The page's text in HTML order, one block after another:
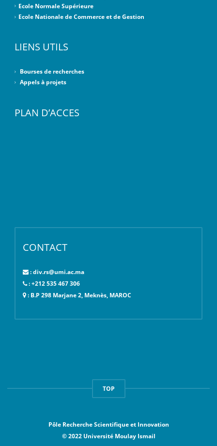
Ecole Normale Supérieure
Ecole Nationale de Commerce et de Gestion
LIENS UTILS
Bourses de recherches
Appels à projets
PLAN D’ACCES
CONTACT
: div.rs@umi.ac.ma
: +212 535 467 306
: B.P 298 Marjane 2, Meknès, MAROC
TOP
Pôle Recherche Scientifique et Innovation
© 2022 Université Moulay Ismail